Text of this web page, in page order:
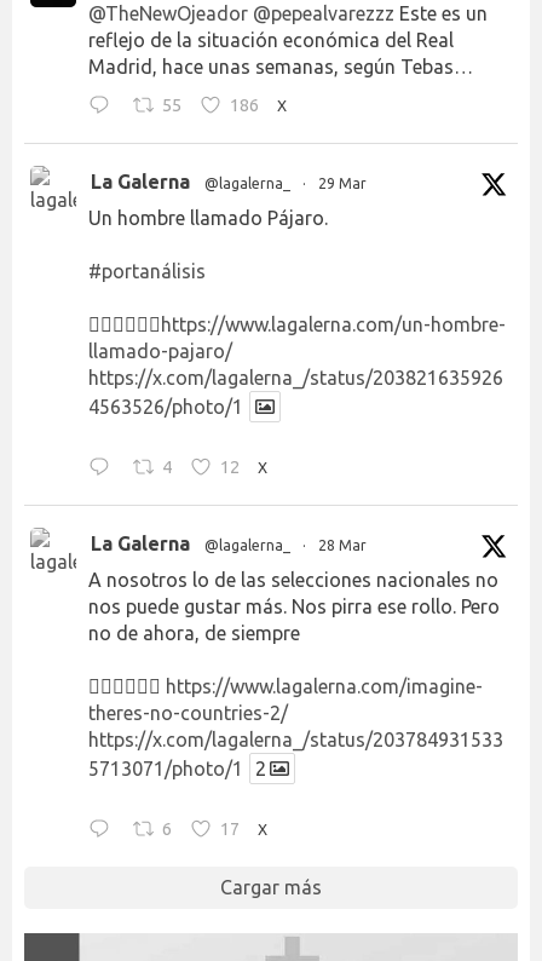
@TheNewOjeador @pepealvarezzz Este es un
reflejo de la situación económica del Real
Madrid, hace unas semanas, según Tebas…
55 186 X
La Galerna @lagalerna_ · 29 Mar
Un hombre llamado Pájaro.
#portanálisis
👉🏻👉🏻👉🏻 https://www.lagalerna.com/un-hombre-
llamado-pajaro/
https://x.com/lagalerna_/status/203821635926
4563526/photo/1
4 12 X
La Galerna @lagalerna_ · 28 Mar
A nosotros lo de las selecciones nacionales no
nos puede gustar más. Nos pirra ese rollo. Pero
no de ahora, de siempre
👉🏻👉🏻👉🏻 https://www.lagalerna.com/imagine-
theres-no-countries-2/
https://x.com/lagalerna_/status/203784931533
5713071/photo/1
2
6 17 X
Cargar más